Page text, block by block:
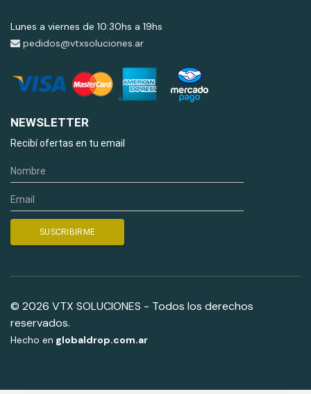
Lunes a viernes de 10:30hs a 19hs
pedidos@vtxsoluciones.ar
NEWSLETTER
Recibí ofertas en tu email
© 2026 VTX SOLUCIONES - Todos los derechos
reservados.
Hecho en globaldrop.com.ar